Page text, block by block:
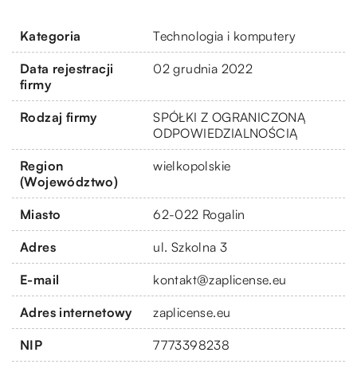
Kategoria Technologia i komputery
Data rejestracji
firmy
02 grudnia 2022
Rodzaj firmy
SPÓŁKI Z OGRANICZONĄ
ODPOWIEDZIALNOŚCIĄ
Region
(Województwo)
wielkopolskie
Miasto 62-022 Rogalin
Adres ul. Szkolna 3
E-mail kontakt@zaplicense.eu
Adres internetowy zaplicense.eu
NIP 7773398238